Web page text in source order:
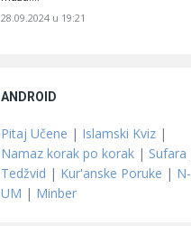
28.09.2024 u 19:21
ANDROID
Pitaj Učene | Islamski Kviz |
Namaz korak po korak | Sufara
Tedžvid | Kur'anske Poruke | N-
UM | Minber